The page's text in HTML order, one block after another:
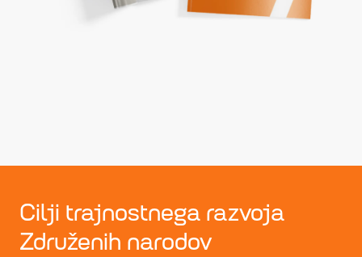
Cilji trajnostnega razvoja
Združenih narodov